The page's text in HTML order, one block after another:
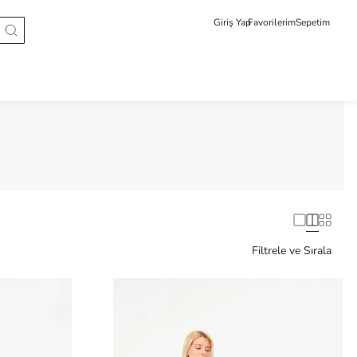
Giriş YapFavorilerimSepetim
Filtrele ve Sırala